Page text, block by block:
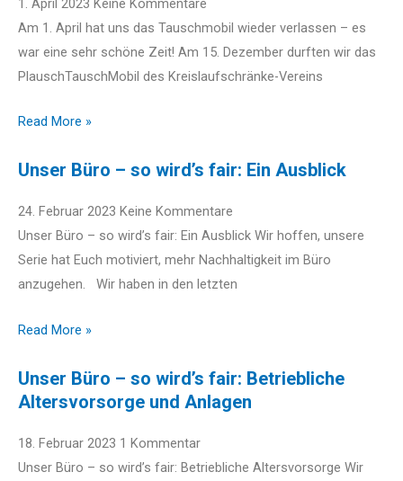
1. April 2023 Keine Kommentare
Am 1. April hat uns das Tauschmobil wieder verlassen – es
war eine sehr schöne Zeit! Am 15. Dezember durften wir das
PlauschTauschMobil des Kreislaufschränke-Vereins
Read More »
Unser Büro – so wird’s fair: Ein Ausblick
24. Februar 2023 Keine Kommentare
Unser Büro – so wird’s fair: Ein Ausblick Wir hoffen, unsere
Serie hat Euch motiviert, mehr Nachhaltigkeit im Büro
anzugehen. Wir haben in den letzten
Read More »
Unser Büro – so wird’s fair: Betriebliche
Altersvorsorge und Anlagen
18. Februar 2023 1 Kommentar
Unser Büro – so wird’s fair: Betriebliche Altersvorsorge Wir